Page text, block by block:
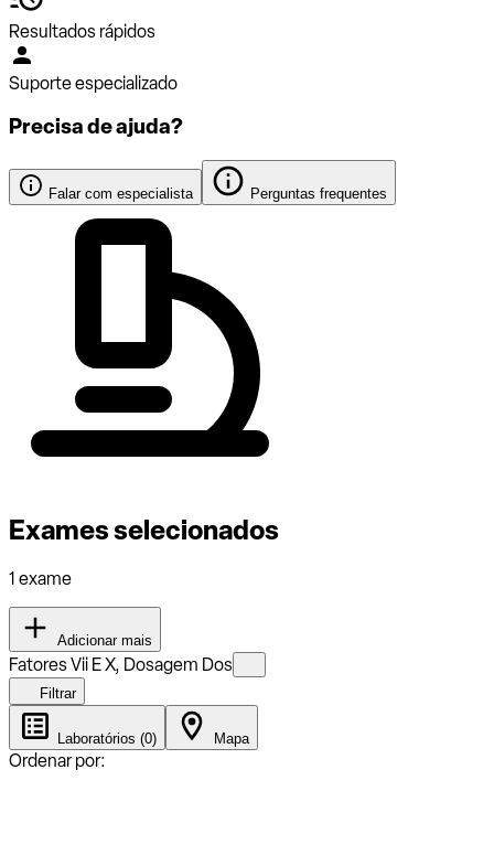
Resultados rápidos
Suporte especializado
Precisa de ajuda?
Falar com especialista Perguntas frequentes
Exames selecionados
1 exame
Adicionar mais
Fatores Vii E X, Dosagem Dos
Filtrar
Laboratórios (0) Mapa
Ordenar por: